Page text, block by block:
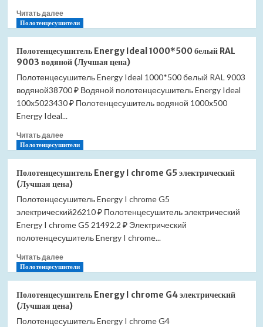
водяной
(Лучшая
Читать далееПрочитать
больше
Полотенцесушитель
Energy
Ideal
1000*500
водяной
(Лучшая
Полотенцесушители
Полотенцесушитель Energy Ideal 1000*500 белый RAL
9003 водяной (Лучшая цена)
Полотенцесушитель Energy Ideal 1000*500 белый RAL 9003
водяной38700 ₽ Водяной полотенцесушитель Energy Ideal
100x5023430 ₽ Полотенцесушитель водяной 1000x500
Energy Ideal...
Читать далееПрочитать
больше
Energy
Ideal
1000*500
белый
RAL
водяной
(Лучшая
цена)
Полотенцесушители
Полотенцесушитель Energy I chrome G5 электрический
(Лучшая цена)
Полотенцесушитель Energy I chrome G5
электрический26210 ₽ Полотенцесушитель электрический
Energy I chrome G5 21492.2 ₽ Электрический
полотенцесушитель Energy I chrome...
Читать далееПрочитать
больше
Energy
I
chrome
Полотенцесушители
Полотенцесушитель Energy I chrome G4 электрический
(Лучшая цена)
Полотенцесушитель Energy I chrome G4